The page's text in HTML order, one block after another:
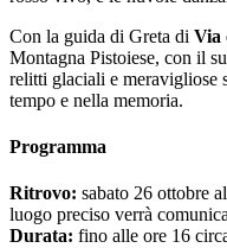
Con la guida di Greta di Via
Montagna Pistoiese, con il
relitti glaciali e meravigliose
tempo e nella memoria.
Programma
Ritrovo: sabato 26 ottobre
luogo preciso verrà
Durata: fino alle ore 16